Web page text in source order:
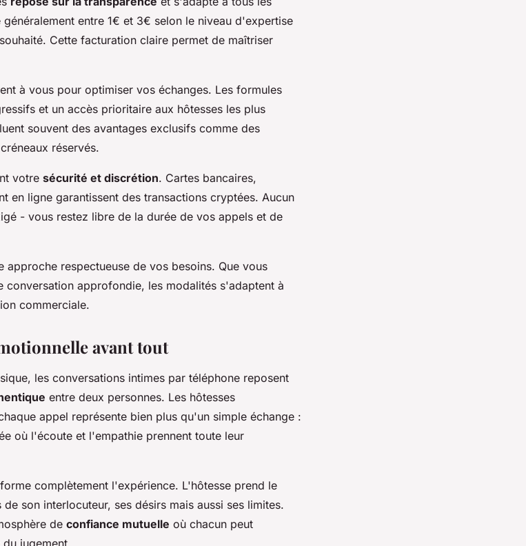
entre 1€ et 3€ selon le niveau d'expertise
Cette facturation claire permet de maîtriser
à vous pour optimiser vos échanges. Les formules
et un accès prioritaire aux hôtesses les plus
souvent des avantages exclusifs comme des
réservés.
votre sécurité et discrétion. Cartes bancaires,
en ligne garantissent des transactions cryptées. Aucun
- vous restez libre de la durée de vos appels et de
respectueuse de vos besoins. Que vous
conversation approfondie, les modalités s'adaptent à
commerciale.
avant tout
les conversations intimes par téléphone reposent
entre deux personnes. Les hôtesses
appel représente bien plus qu'un simple échange :
où l'écoute et l'empathie prennent toute leur
complètement l'expérience. L'hôtesse prend le
son interlocuteur, ses désirs mais aussi ses limites.
de confiance mutuelle où chacun peut
jugement.